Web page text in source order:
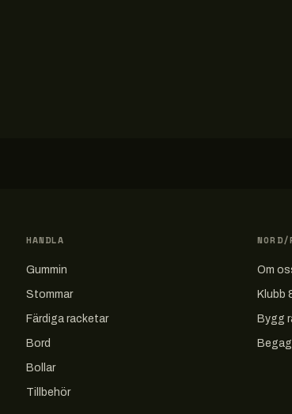
HANDLA
Gummin
Stommar
Färdiga racketar
Bord
Bollar
Tillbehör
NORD/
Om
Klubb
Bygg